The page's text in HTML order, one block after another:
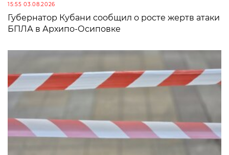
15:55 03.08.2026
Губернатор Кубани сообщил о росте жертв атаки
БПЛА в Архипо-Осиповке